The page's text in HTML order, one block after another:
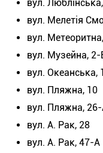
вул.
вул. Мелетія
вул.
вул. Музейна, 2-
вул. Океанська,
вул. Пляжна, 10
вул. Пляжна,
вул. А. Рак, 28
вул. А. Рак, 47-А